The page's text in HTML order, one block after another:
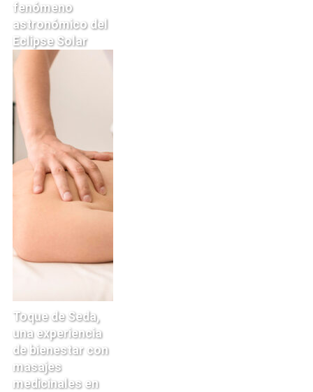
fenómeno
astronómico del
Eclipse Solar
Toque de Seda,
una experiencia
de bienestar con
masajes
medicinales en